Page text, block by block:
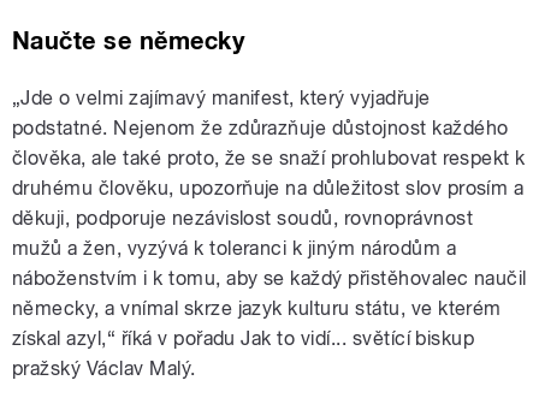
Naučte se německy
„Jde o velmi zajímavý manifest, který vyjadřuje
podstatné. Nejenom že zdůrazňuje důstojnost každého
člověka, ale také proto, že se snaží prohlubovat respekt k
druhému člověku, upozorňuje na důležitost slov prosím a
děkuji, podporuje nezávislost soudů, rovnoprávnost
mužů a žen, vyzývá k toleranci k jiným národům a
náboženstvím i k tomu, aby se každý přistěhovalec naučil
německy, a vnímal skrze jazyk kulturu státu, ve kterém
získal azyl,“ říká v pořadu Jak to vidí... světící biskup
pražský Václav Malý.